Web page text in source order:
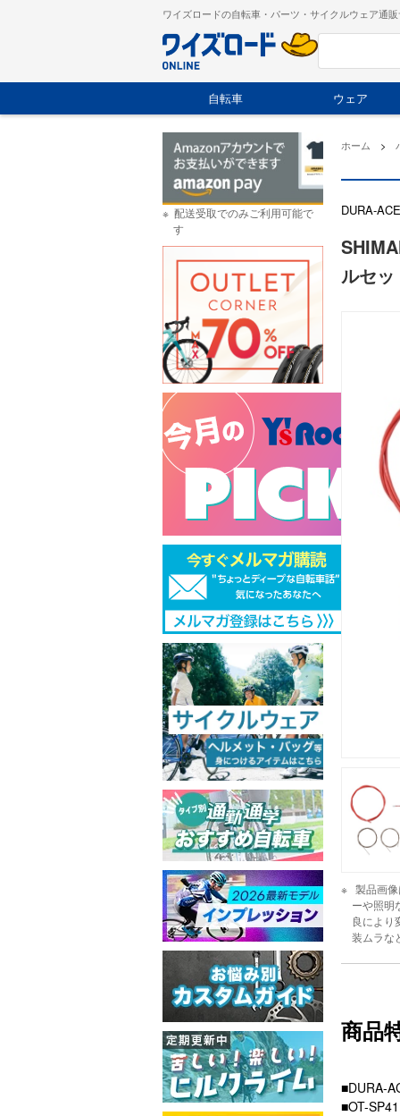
ワイズロードの自転車・パーツ・サイクルウェア通
自転車 ウェア
ホーム >
DURA-
ルセ
製品画
ーや照明
良により
装ムラな
商品
■DURA-
■OT-
配送受取でのみご利用可能で
す